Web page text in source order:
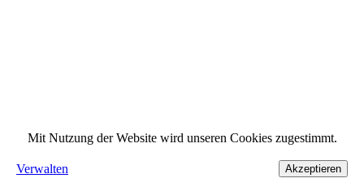
Mit Nutzung der Website wird unseren Cookies zugestimmt.
Verwalten Akzeptieren